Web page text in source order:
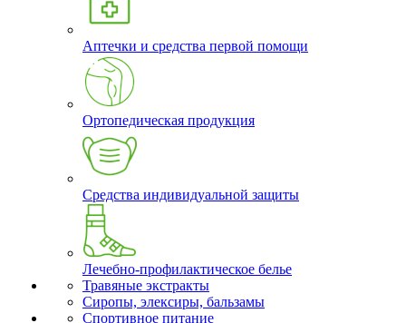
Аптечки и средства первой помощи
Ортопедическая продукция
Средства индивидуальной защиты
Лечебно-профилактическое белье
Травяные экстракты
Сиропы, элексиры, бальзамы
Спортивное питание